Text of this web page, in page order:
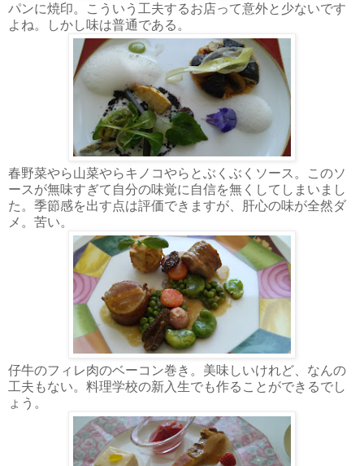
パンに焼印。こういう工夫するお店って意外と少ないです
よね。しかし味は普通である。
春野菜やら山菜やらキノコやらとぶくぶくソース。このソ
ースが無味すぎて自分の味覚に自信を無くしてしまいまし
た。季節感を出す点は評価できますが、肝心の味が全然ダ
メ。苦い。
仔牛のフィレ肉のベーコン巻き。美味しいけれど、なんの
工夫もない。料理学校の新入生でも作ることができるでし
ょう。